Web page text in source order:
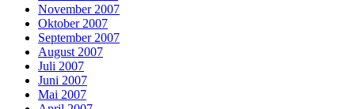
November 2007
Oktober 2007
September 2007
August 2007
Juli 2007
Juni 2007
Mai 2007